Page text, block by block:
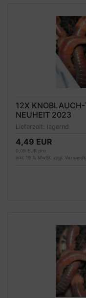
12X
NEUHEIT 2023
Lieferzeit: lagernd
4,49 EUR
0,09 EUR pro
inkl. 19 % MwSt. zzgl.